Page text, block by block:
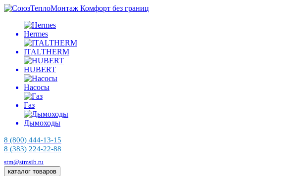
Комфорт без границ
Hermes
ITALTHERM
HUBERT
Насосы
Газ
Дымоходы
8 (800) 444-13-15
8 (383) 224-22-88
stm@stmsib.ru
каталог товаров